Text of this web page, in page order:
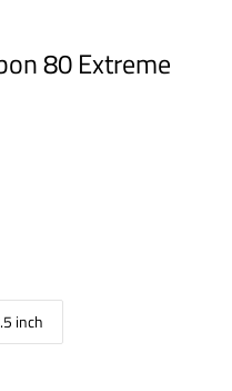
80 Extreme
inch